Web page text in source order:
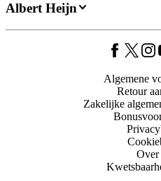
Albert Heijn
Algemene
Retour
Zakelijke